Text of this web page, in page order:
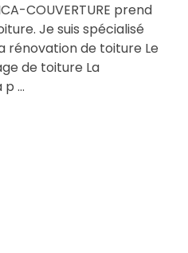
COUVERTURE prend
Je suis spécialisé
rénovation de toiture Le
de toiture La
...